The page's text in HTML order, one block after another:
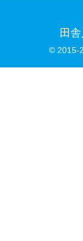
田
© 2015-